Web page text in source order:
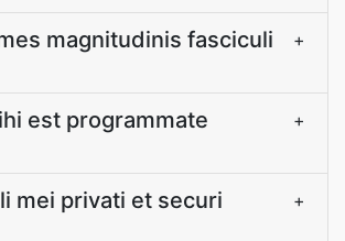
magnitudinis fasciculi
+
est programmate
+
mei privati et securi
+